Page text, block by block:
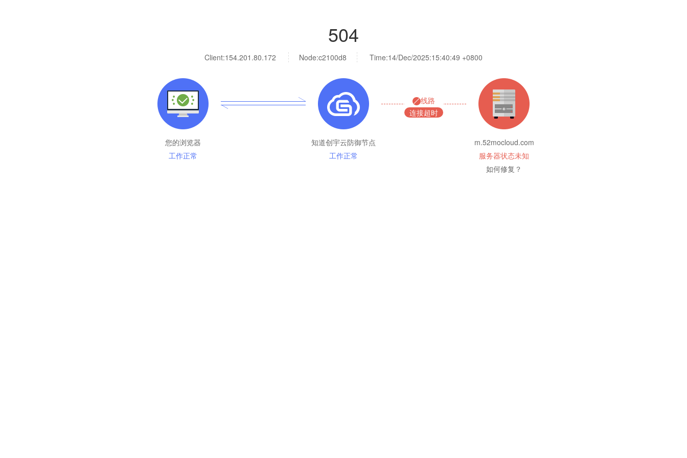
504
Client:154.201.80.172 Node:c2100d8 Time:14/Dec/2025:15:40:49 +0800
您的浏览器
工作正常
知道创宇云防御节点
工作正常
线路
连接超时
m.52mocloud.com
服务器状态未知
如何修复？